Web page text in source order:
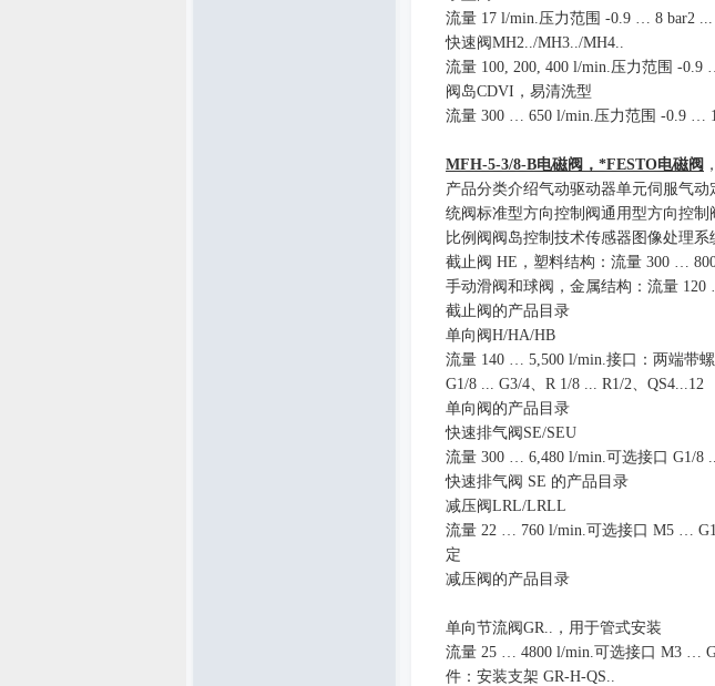
流量 17 l/min.压力范围 -0.9 … 8 bar2
快速阀MH2../MH3../MH4..
流量 100, 200, 400 l/min.压力范围 -0.9
阀岛CDVI ，易清洗型
流量 300 … 650 l/min.压力范围 -0.9 …
MFH-5-3/8-B电磁阀，*FESTO电磁阀
产品分类介绍气动驱动器单元伺服气
统阀标准型方向控制阀通用型方向控
比例阀阀岛控制技术传感器图像处理
截止阀 HE ，塑料结构：流量 300 …
手动滑阀和球阀，金属结构：流量 120
截止阀的产品目录
单向阀H/HA/HB
流量 140 … 5,500 l/min.接口：两端带
G1/8 ... G3/4、 R 1/8 ... R1/2、 QS4...12
单向阀的产品目录
快速排气阀 SE/SEU
流量 300 … 6,480 l/min.可选接口 G1/8
快速排气阀 SE 的产品目录
减压阀LRL/LRLL
流量 22 … 760 l/min.可选接口 M5 …
定
减压阀的产品目录
单向节流阀GR.. ，用于管式安装
流量 25 … 4800 l/min.可选接口 M3 …
件：安装支架 GR-H-QS..